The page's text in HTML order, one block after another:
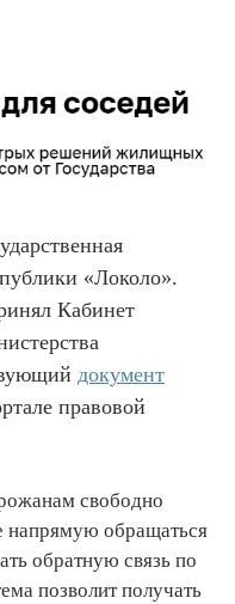
«Локоло».
Кабинет
документ
правовой
свободно
напрямую обращаться
обратную связь по
позволит получать